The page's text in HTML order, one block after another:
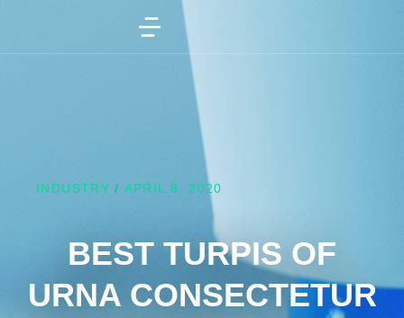
INDUSTRY / APRIL 8, 2020
BEST TURPIS OF
URNA CONSECTETUR